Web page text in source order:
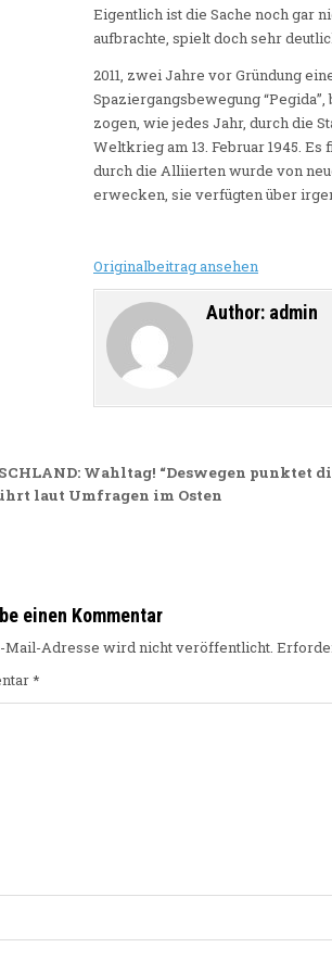
Eigentlich ist die Sache noch gar
aufbrachte, spielt doch sehr
2011, zwei Jahre vor Gründung
Spaziergangsbewegung
zogen, wie jedes Jahr, durch die
Weltkrieg am 13. Februar 1945.
durch die Alliierten wurde von
erwecken, sie verfügten über
Originalbeitrag ansehen
Author: admin
Wahltag! “Deswegen punktet
laut Umfragen im Osten
einen Kommentar
Mail-Adresse wird nicht veröffentlicht.
*